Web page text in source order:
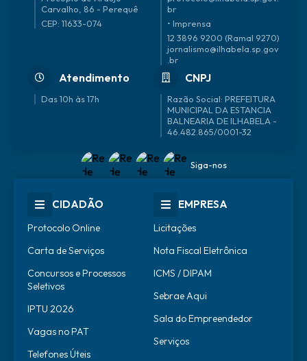
Carvalho, 86 - Perequê
CEP: 11633-074
br
• Imprensa
12 3896 9200 (Ramal 9270)
jornalismo@ilhabela.sp.gov
.br
Atendimento
Das 10h às 17h
CNPJ
46.482.865/0001-32
Siga-nos
CIDADÃO
Protocolo Online
Carta de Serviços
Concursos e Processos
Seletivos
IPTU 2026
Vagas no PAT
Telefones Úteis
EMPRESA
Licitações
Nota Fiscal Eletrônica
ICMS / DIPAM
Sebrae Aqui
Sala do Empreendedor
Serviços